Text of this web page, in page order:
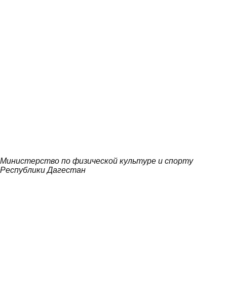
Министерство по физической культуре и спорту
Республики Дагестан